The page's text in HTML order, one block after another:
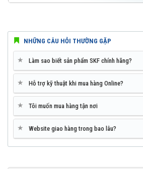
NHỮNG CÂU HỎI THƯỜNG GẶP
★ Làm sao biết sản phẩm SKF chính hãng?
★ Hỗ trợ kỹ thuật khi mua hàng Online?
★ Tôi muốn mua hàng tận nơi
★ Website giao hàng trong bao lâu?